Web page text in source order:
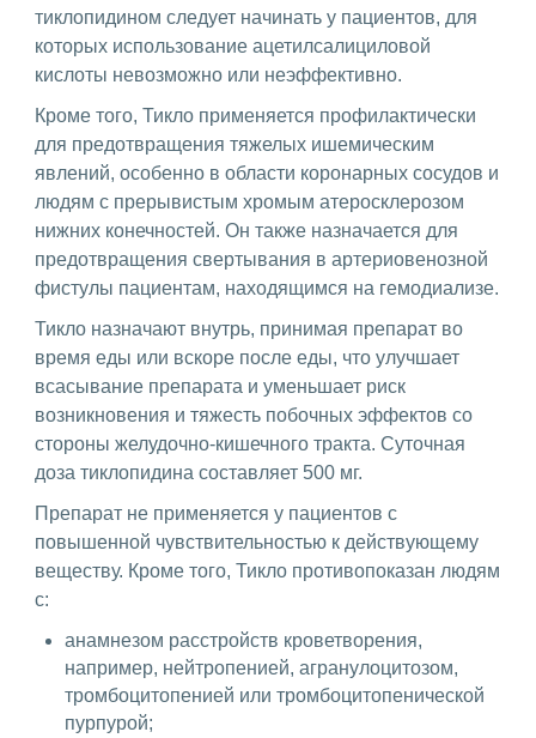
тиклопидином следует начинать у пациентов, для
которых использование ацетилсалициловой
кислоты невозможно или неэффективно.
Кроме того, Тикло применяется профилактически
для предотвращения тяжелых ишемическим
явлений, особенно в области коронарных сосудов и
людям с прерывистым хромым атеросклерозом
нижних конечностей. Он также назначается для
предотвращения свертывания в артериовенозной
фистулы пациентам, находящимся на гемодиализе.
Тикло назначают внутрь, принимая препарат во
время еды или вскоре после еды, что улучшает
всасывание препарата и уменьшает риск
возникновения и тяжесть побочных эффектов со
стороны желудочно-кишечного тракта. Суточная
доза тиклопидина составляет 500 мг.
Препарат не применяется у пациентов с
повышенной чувствительностью к действующему
веществу. Кроме того, Тикло противопоказан людям
с:
анамнезом расстройств кроветворения,
например, нейтропенией, агранулоцитозом,
тромбоцитопенией или тромбоцитопенической
пурпурой;